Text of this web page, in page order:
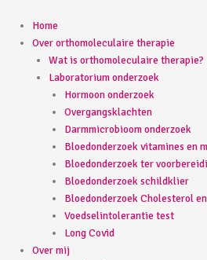
Home
Over orthomoleculaire therapie
Wat is orthomoleculaire therapie?
Laboratorium onderzoek
Hormoon onderzoek
Overgangsklachten
Darmmicrobioom onderzoek
Bloedonderzoek vitamines en
Bloedonderzoek ter
Bloedonderzoek schildklier
Bloedonderzoek Cholesterol
Voedselintolerantie test
Long Covid
Over mij